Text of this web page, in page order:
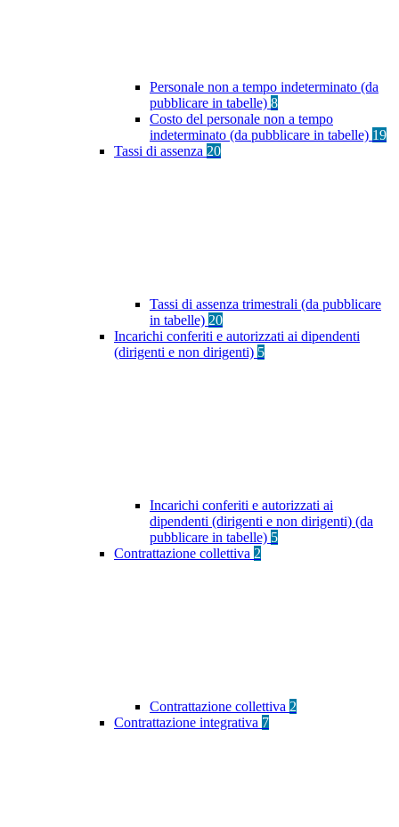
Personale non a tempo indeterminato (da
pubblicare in tabelle) 8
Costo del personale non a tempo
indeterminato (da pubblicare in tabelle) 19
Tassi di assenza 20
Tassi di assenza trimestrali (da pubblicare
in tabelle) 20
Incarichi conferiti e autorizzati ai dipendenti
(dirigenti e non dirigenti) 5
Incarichi conferiti e autorizzati ai
dipendenti (dirigenti e non dirigenti) (da
pubblicare in tabelle) 5
Contrattazione collettiva 2
Contrattazione collettiva 2
Contrattazione integrativa 7